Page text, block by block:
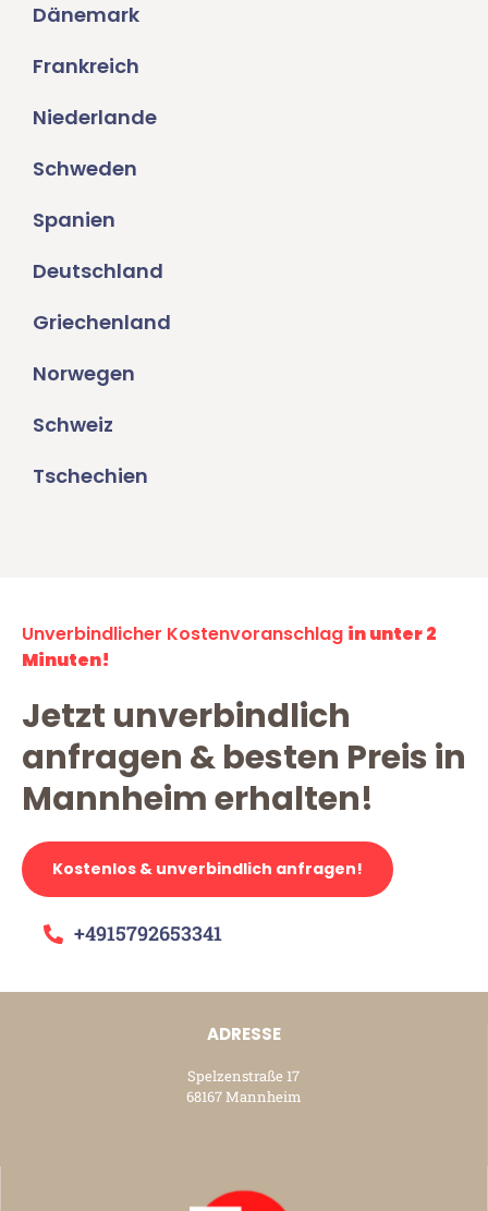
Dänemark
Frankreich
Niederlande
Schweden
Spanien
Deutschland
Griechenland
Norwegen
Schweiz
Tschechien
Unverbindlicher Kostenvoranschlag in unter 2
Minuten!
Jetzt unverbindlich
anfragen & besten Preis in
Mannheim erhalten!
Kostenlos & unverbindlich anfragen!
+4915792653341
ADRESSE
Spelzenstraße 17
68167 Mannheim